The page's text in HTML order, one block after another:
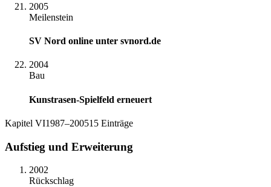
2005
Meilenstein
SV Nord online unter svnord.de
2004
Bau
Kunstrasen-Spielfeld erneuert
Kapitel VI1987–200515 Einträge
Aufstieg und Erweiterung
2002
Rückschlag